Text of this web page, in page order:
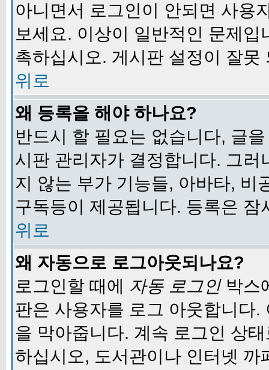
아니면서 로그인이 안되면 사용
보세요. 이상이 일반적인 문제
촉하십시오. 게시판 설정이 잘못
위로
왜 등록을 해야 하나요?
반드시 할 필요는 없습니다, 글
시판 관리자가 결정합니다. 그
지 않는 부가 기능들, 아바타, 비
구독등이 제공됩니다. 등록은
위로
왜 자동으로 로그아웃되나요?
로그인할 때에 자동 로그인박스
판은 사용자를 로그 아웃합니다
을 막아줍니다. 계속 로그인 상
하십시오, 도서관이나 인터넷